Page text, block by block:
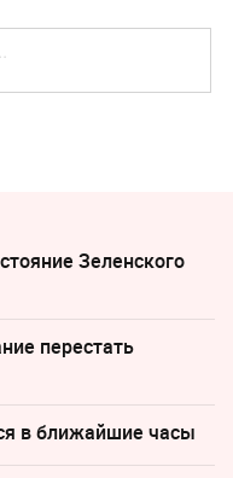
Зеленского
перестать
в ближайшие часы